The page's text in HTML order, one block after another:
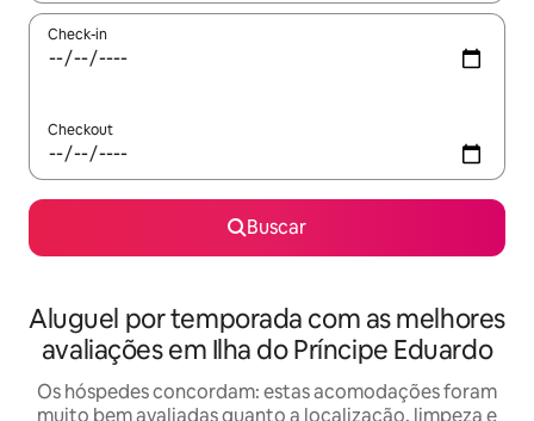
Check-in
Checkout
Buscar
Aluguel por temporada com as melhores
avaliações em Ilha do Príncipe Eduardo
Os hóspedes concordam: estas acomodações foram
muito bem avaliadas quanto a localização, limpeza e